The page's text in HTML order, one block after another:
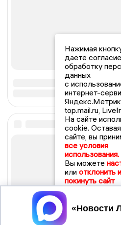
Нажимая
даете
обработку
данных
с
интернет-
top.mail.ru,
На сайте
cookie.
сайте, вы
все условия
использования.
Вы можете
или отклонить и
покинуть сайт
Принять